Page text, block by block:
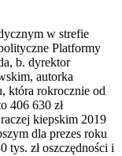
w strefie
Platformy
b. dyrektor
autorka
która rokrocznie od
406 630 zł
kiepskim 2019
dla prezes roku
tys. zł oszczędności i